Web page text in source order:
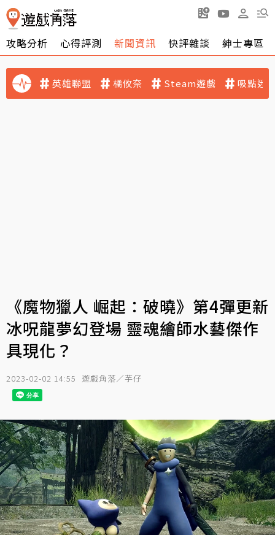
攻略分析 心得評測 新聞資訊 快評雜談 紳士專區
英雄聯盟 橘攸奈 Steam遊戲 吸點迷
《魔物獵人 崛起：破曉》第4彈更新
冰呪龍夢幻登場 靈魂繪師水藝傑作
具現化？
2023-02-02 14:55 遊戲角落／芋仔